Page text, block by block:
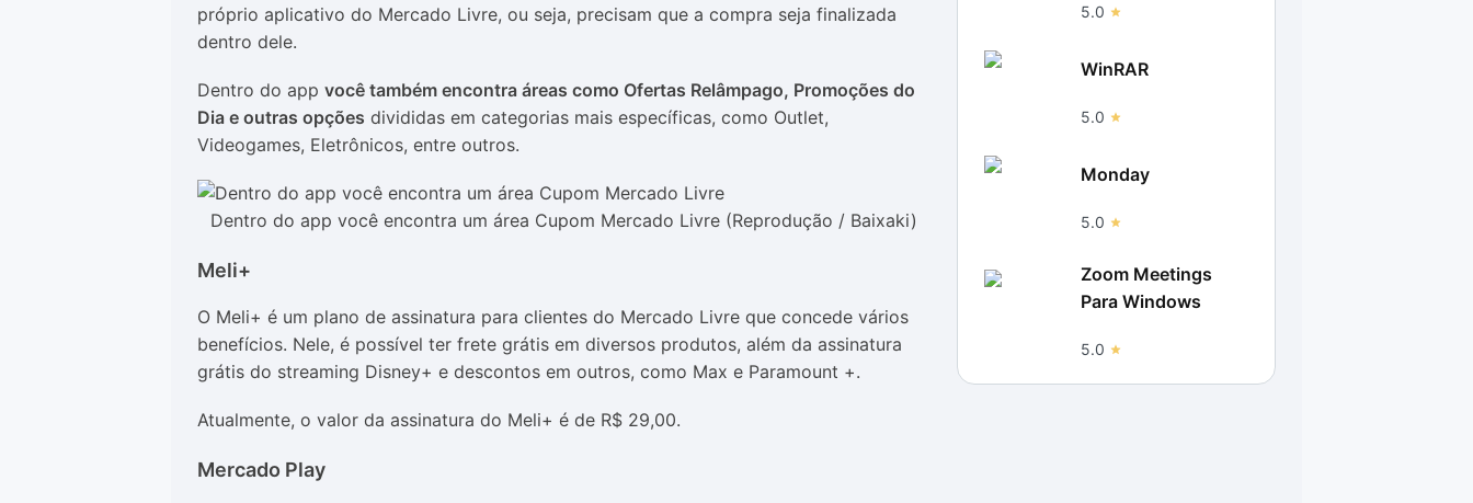
próprio aplicativo do Mercado Livre, ou seja, precisam que a compra seja finalizada
dentro dele.
Dentro do app você também encontra áreas como Ofertas Relâmpago, Promoções do
Dia e outras opções divididas em categorias mais específicas, como Outlet,
Videogames, Eletrônicos, entre outros.
Dentro do app você encontra um área Cupom Mercado Livre (Reprodução / Baixaki)
Meli+
O Meli+ é um plano de assinatura para clientes do Mercado Livre que concede vários
benefícios. Nele, é possível ter frete grátis em diversos produtos, além da assinatura
grátis do streaming Disney+ e descontos em outros, como Max e Paramount +.
Atualmente, o valor da assinatura do Meli+ é de R$ 29,00.
Mercado Play
5.0
WinRAR
5.0
Monday
5.0
Zoom Meetings
Para Windows
5.0